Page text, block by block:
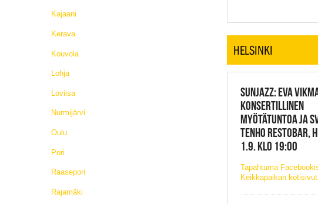
Kajaani
Kerava
Kouvola
Lohja
Loviisa
Nurmijärvi
Oulu
Pori
Raasepori
Rajamäki
HELSINKI
SUNJAZZ: EVA
KONSERTILLINEN
MYÖTÄTUNTOA JA
TENHO RESTOBAR,
1.9. KLO 19:00
Tapahtuma
Keikkapaikan kotisivut